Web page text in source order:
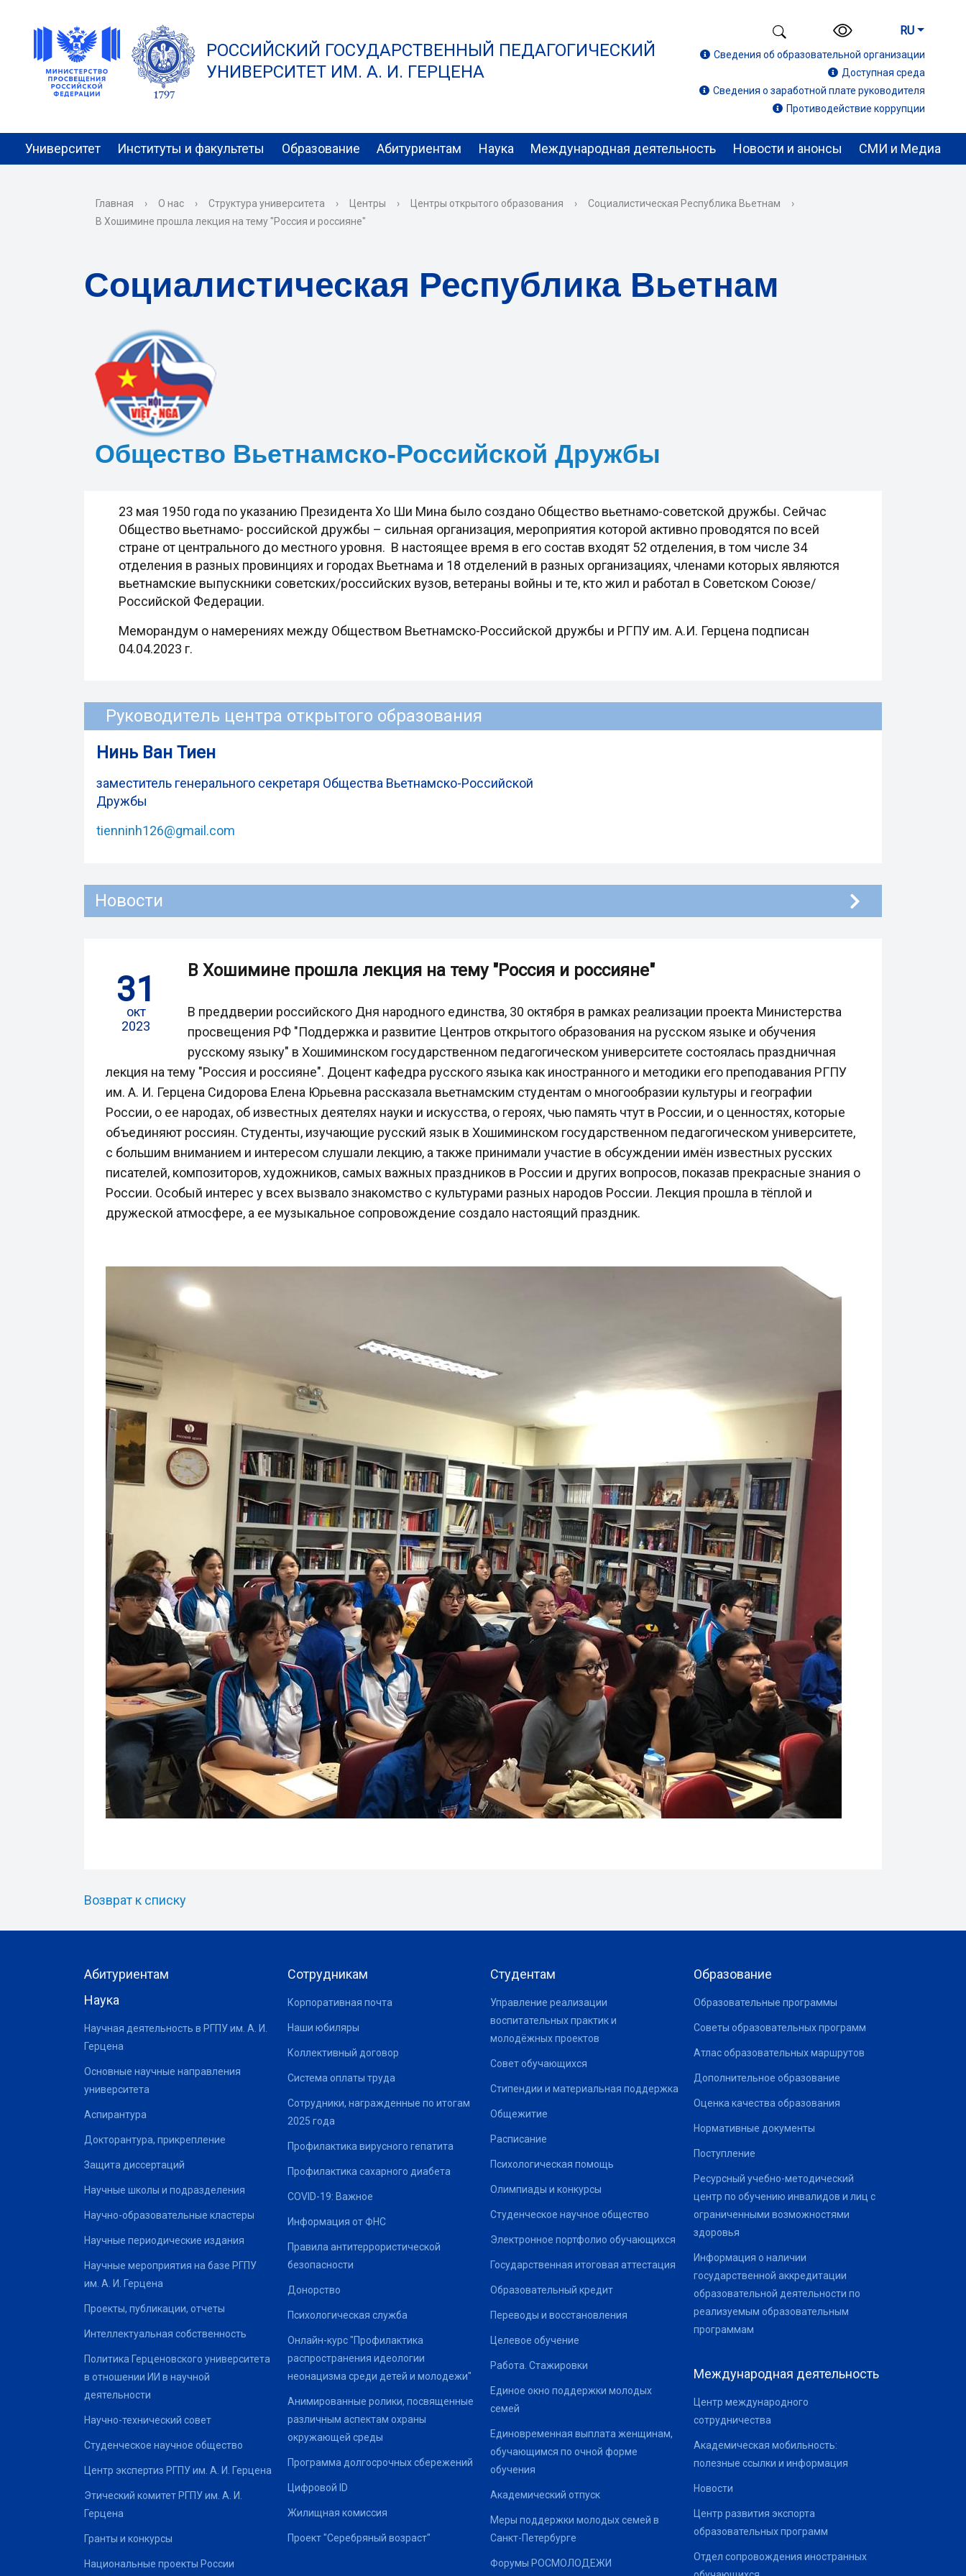
РОССИЙСКИЙ ГОСУДАРСТВЕННЫЙ ПЕДАГОГИЧЕСКИЙ
УНИВЕРСИТЕТ ИМ. А. И. ГЕРЦЕНА
RU
Сведения об образовательной организации
Доступная среда
Сведения о заработной плате руководителя
Противодействие коррупции
Университет Институты и факультеты Образование Абитуриентам Наука Международная деятельность Новости и анонсы СМИ и Медиа
Главная › О нас › Структура университета › Центры › Центры открытого образования › Социалистическая Республика Вьетнам
›
В Хошимине прошла лекция на тему "Россия и россияне"
Социалистическая Республика Вьетнам
Общество Вьетнамско-Российской Дружбы
23 мая 1950 года по указанию Президента Хо Ши Мина было создано Общество вьетнамо-советской дружбы. Сейчас
Общество вьетнамо- российской дружбы – сильная организация, мероприятия которой активно проводятся по всей
стране от центрального до местного уровня. В настоящее время в его состав входят 52 отделения, в том числе 34
отделения в разных провинциях и городах Вьетнама и 18 отделений в разных организациях, членами которых являются
вьетнамские выпускники советских/российских вузов, ветераны войны и те, кто жил и работал в Советском Союзе/
Российской Федерации.
Меморандум о намерениях между Обществом Вьетнамско-Российской дружбы и РГПУ им. А.И. Герцена подписан
04.04.2023 г.
Руководитель центра открытого образования
Нинь Ван Тиен
заместитель генерального секретаря Общества Вьетнамско-Российской
Дружбы
tienninh126@gmail.com
Новости
31
окт
2023
В Хошимине прошла лекция на тему "Россия и россияне"
В преддверии российского Дня народного единства, 30 октября в рамках реализации проекта Министерства
просвещения РФ "Поддержка и развитие Центров открытого образования на русском языке и обучения
русскому языку" в Хошиминском государственном педагогическом университете состоялась праздничная
лекция на тему "Россия и россияне". Доцент кафедра русского языка как иностранного и методики его преподавания РГПУ
им. А. И. Герцена Сидорова Елена Юрьевна рассказала вьетнамским студентам о многообразии культуры и географии
России, о ее народах, об известных деятелях науки и искусства, о героях, чью память чтут в России, и о ценностях, которые
объединяют россиян. Студенты, изучающие русский язык в Хошиминском государственном педагогическом университете,
с большим вниманием и интересом слушали лекцию, а также принимали участие в обсуждении имён известных русских
писателей, композиторов, художников, самых важных праздников в России и других вопросов, показав прекрасные знания о
России. Особый интерес у всех вызвало знакомство с культурами разных народов России. Лекция прошла в тёплой и
дружеской атмосфере, а ее музыкальное сопровождение создало настоящий праздник.
Возврат к списку
Абитуриентам
Наука
Научная деятельность в РГПУ им. А. И.
Герцена
Основные научные направления
университета
Аспирантура
Докторантура, прикрепление
Защита диссертаций
Научные школы и подразделения
Научно-образовательные кластеры
Научные периодические издания
Научные мероприятия на базе РГПУ
им. А. И. Герцена
Проекты, публикации, отчеты
Интеллектуальная собственность
Политика Герценовского университета
в отношении ИИ в научной
деятельности
Научно-технический совет
Студенческое научное общество
Центр экспертиз РГПУ им. А. И. Герцена
Этический комитет РГПУ им. А. И.
Герцена
Гранты и конкурсы
Национальные проекты России
Сотрудникам
Корпоративная почта
Наши юбиляры
Коллективный договор
Система оплаты труда
Сотрудники, награжденные по итогам
2025 года
Профилактика вирусного гепатита
Профилактика сахарного диабета
COVID-19: Важное
Информация от ФНС
Правила антитеррористической
безопасности
Донорство
Психологическая служба
Онлайн-курс "Профилактика
распространения идеологии
неонацизма среди детей и молодежи"
Анимированные ролики, посвященные
различным аспектам охраны
окружающей среды
Программа долгосрочных сбережений
Цифровой ID
Жилищная комиссия
Проект "Серебряный возраст"
Студентам
Управление реализации
воспитательных практик и
молодёжных проектов
Совет обучающихся
Стипендии и материальная поддержка
Общежитие
Расписание
Психологическая помощь
Олимпиады и конкурсы
Студенческое научное общество
Электронное портфолио обучающихся
Государственная итоговая аттестация
Образовательный кредит
Переводы и восстановления
Целевое обучение
Работа. Стажировки
Единое окно поддержки молодых
семей
Единовременная выплата женщинам,
обучающимся по очной форме
обучения
Академический отпуск
Меры поддержки молодых семей в
Санкт-Петербурге
Форумы РОСМОЛОДЕЖИ
Образование
Образовательные программы
Советы образовательных программ
Атлас образовательных маршрутов
Дополнительное образование
Оценка качества образования
Нормативные документы
Поступление
Ресурсный учебно-методический
центр по обучению инвалидов и лиц с
ограниченными возможностями
здоровья
Информация о наличии
государственной аккредитации
образовательной деятельности по
реализуемым образовательным
программам
Международная деятельность
Центр международного
сотрудничества
Академическая мобильность:
полезные ссылки и информация
Новости
Центр развития экспорта
образовательных программ
Отдел сопровождения иностранных